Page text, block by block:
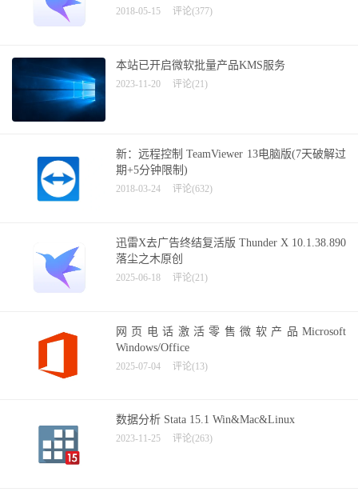
2018-05-15 评论(377)
本站已开启微软批量产品KMS服务
2023-11-20 评论(21)
新：远程控制 TeamViewer 13电脑版(7天破解过
期+5分钟限制)
2018-03-24 评论(632)
迅雷X去广告终结复活版 Thunder X 10.1.38.890
落尘之木原创
2025-06-18 评论(21)
网页电话激活零售微软产品Microsoft
Windows/Office
2025-07-04 评论(13)
数据分析 Stata 15.1 Win&Mac&Linux
2023-11-25 评论(263)